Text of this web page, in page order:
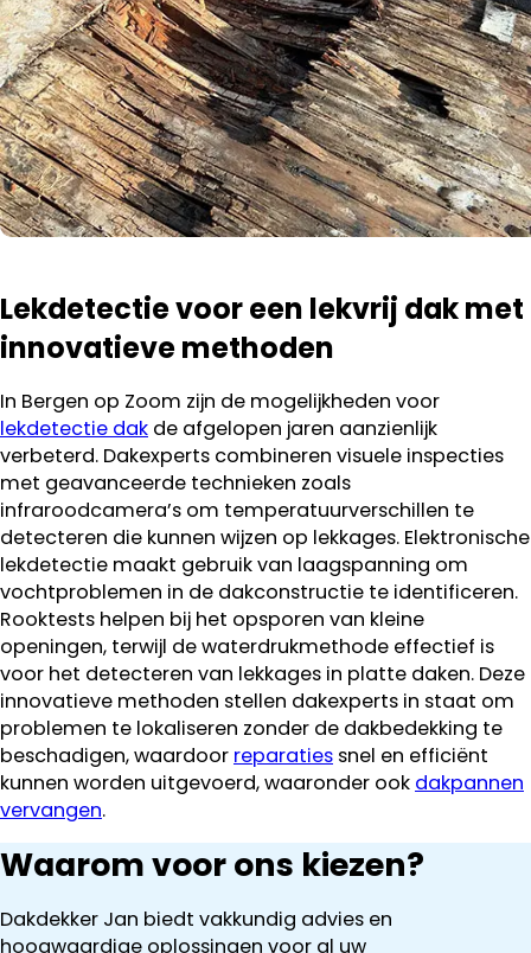
Lekdetectie voor een lekvrij dak met
innovatieve methoden
In Bergen op Zoom zijn de mogelijkheden voor
lekdetectie dak de afgelopen jaren aanzienlijk
verbeterd. Dakexperts combineren visuele inspecties
met geavanceerde technieken zoals
infraroodcamera’s om temperatuurverschillen te
detecteren die kunnen wijzen op lekkages. Elektronische
lekdetectie maakt gebruik van laagspanning om
vochtproblemen in de dakconstructie te identificeren.
Rooktests helpen bij het opsporen van kleine
openingen, terwijl de waterdrukmethode effectief is
voor het detecteren van lekkages in platte daken. Deze
innovatieve methoden stellen dakexperts in staat om
problemen te lokaliseren zonder de dakbedekking te
beschadigen, waardoor reparaties snel en efficiënt
kunnen worden uitgevoerd, waaronder ook dakpannen
vervangen.
Waarom voor ons kiezen?
Dakdekker Jan biedt vakkundig advies en
hoogwaardige oplossingen voor al uw